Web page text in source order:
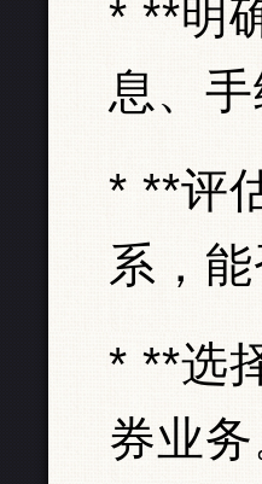
* **明
息、手
* **评
系，
* **选
券业